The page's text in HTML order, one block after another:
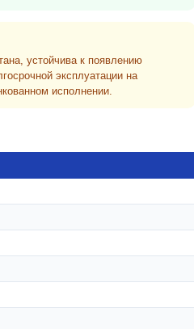
устойчива к появлению
эксплуатации на
исполнении.